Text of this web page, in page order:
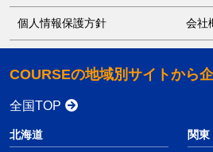
個人情報保護方針 会社
COURSEの地域別サイトから
全国TOP
北海道 関東